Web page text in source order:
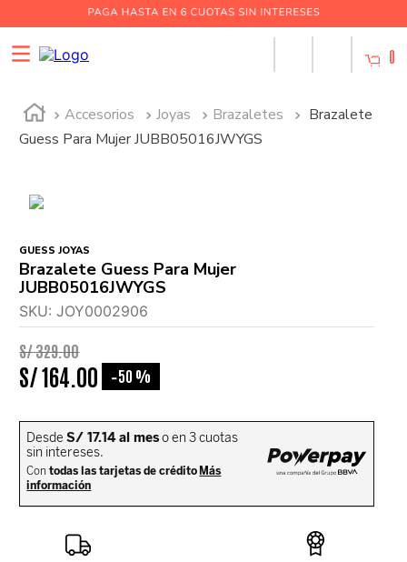
0
Accesorios Joyas Brazaletes
Brazalete
Guess Para Mujer JUBB05016JWYGS
GUESS JOYAS
Brazalete Guess Para Mujer
JUBB05016JWYGS
SKU:JOY0002906
S/329.00
S/164 00 -50 %